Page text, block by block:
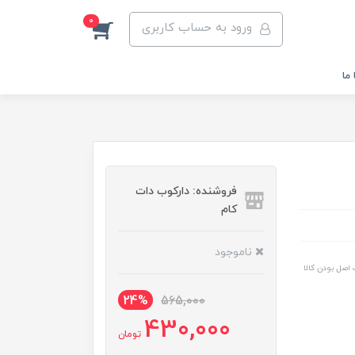
ورود به حساب کاربری 0
ما
بودن کالا
فروشنده: دارکوب دات
کام
ناموجود
565,000
24%
430,000 تومان